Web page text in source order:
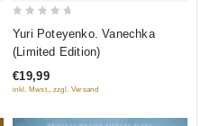
5
Yuri Poteyenko. Vanechka
(Limited Edition)
€19,99
inkl. Mwst., zzgl. Versand